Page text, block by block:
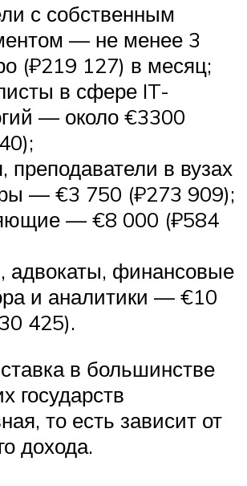
с собственным
— не менее 3
(₽219 127) в месяц;
в сфере IT-
— около €3300
преподаватели в вузах
— €3 750 (₽273 909);
— €8 000 (₽584
адвокаты, финансовые
и аналитики — €10
425).
в большинстве
государств
то есть зависит от
дохода.